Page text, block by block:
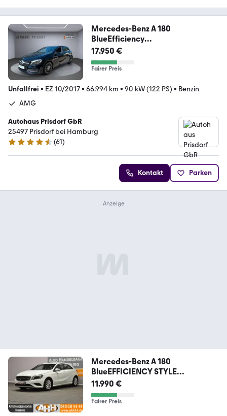
Mercedes-Benz A 180
BlueEfficiency
AMG/Keyless/Leder/LED/
17.950 €
Fairer Preis
Unfallfrei • EZ 10/2017• 66.994 km • 90 kW (122 PS) • Benzin
AMG
Autohaus Prisdorf GbR
25497 Prisdorf bei Hamburg
4.6 Sterne
(61)
Kontakt Parken
Mercedes-Benz A 180
BlueEFFICIENCY STYLE
TEMP|MFL|BI-XEN|SITZH
11.990 €
Fairer Preis